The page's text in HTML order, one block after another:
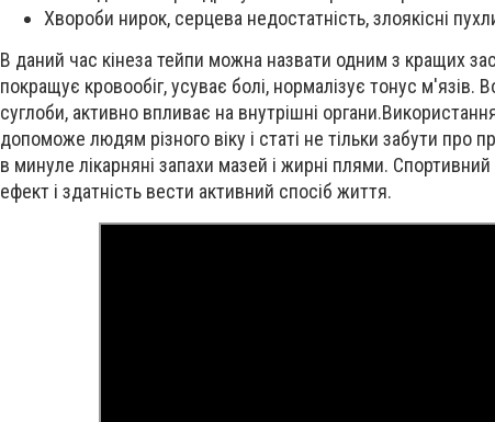
Хвороби нирок, серцева недостатність, злоякісні
В даний час кінеза тейпи можна назвати одним з кращих
покращує кровообіг, усуває болі, нормалізує тонус
суглоби, активно впливає на внутрішні
допоможе людям різного віку і статі не тільки забути про
в минуле лікарняні запахи мазей і жирні плями.
ефект і здатність вести активний спосіб життя.